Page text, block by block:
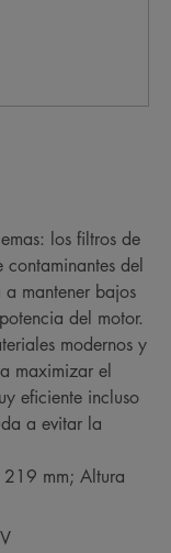
los filtros de
del
mantener bajos
del motor.
modernos y
maximizar el
eficiente incluso
a evitar la
mm; Altura